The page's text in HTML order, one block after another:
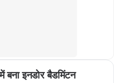
इनडोर बैडमिंटन